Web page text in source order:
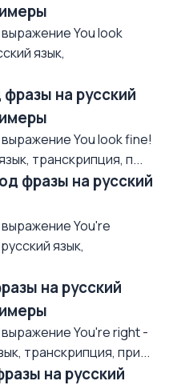
You look
язык,
на русский
You look fine!
транскрипция, п...
фразы на русский
You're
язык,
на русский
You're right -
транскрипция, при...
на русский